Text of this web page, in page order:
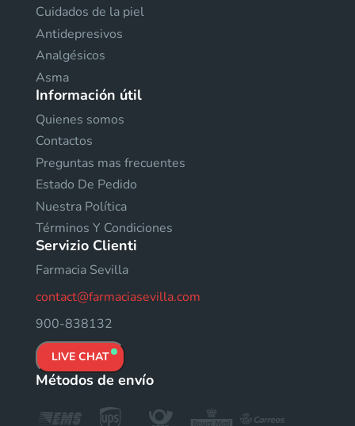
Cuidados de la piel
Antidepresivos
Analgésicos
Asma
Información útil
Quienes somos
Contactos
Preguntas mas frecuentes
Estado De Pedido
Nuestra Política
Términos Y Condiciones
Servizio Clienti
Farmacia Sevilla
contact@farmaciasevilla.com
900-838132
LIVE CHAT
Métodos de envío